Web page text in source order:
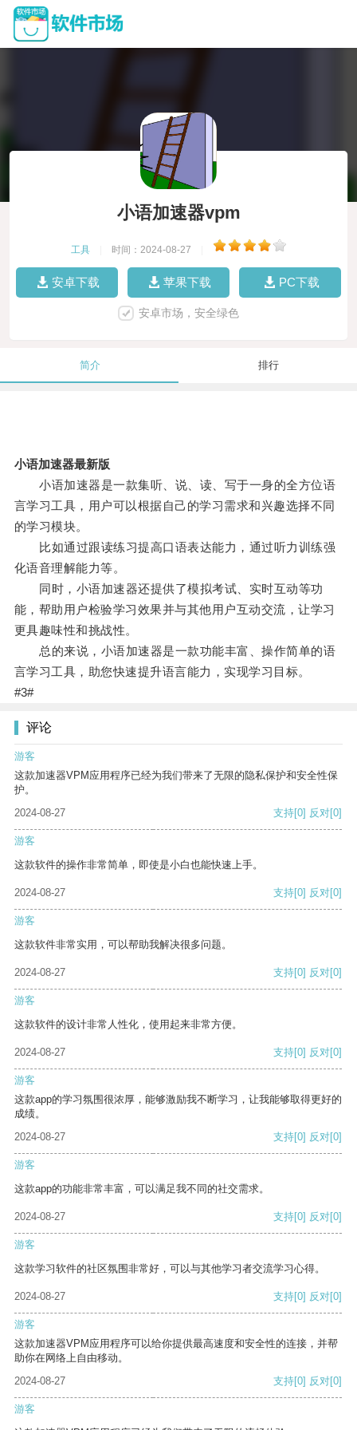
小语加速器vpm
工具 时间：2024-08-27
安卓下载 苹果下载 PC下载
安卓市场，安全绿色
简介 排行
小语加速器最新版
小语加速器是一款集听、说、读、写于一身的全方位语
言学习工具，用户可以根据自己的学习需求和兴趣选择不同
的学习模块。
比如通过跟读练习提高口语表达能力，通过听力训练强
化语音理解能力等。
同时，小语加速器还提供了模拟考试、实时互动等功
能，帮助用户检验学习效果并与其他用户互动交流，让学习
更具趣味性和挑战性。
总的来说，小语加速器是一款功能丰富、操作简单的语
言学习工具，助您快速提升语言能力，实现学习目标。
#3#
评论
游客
这款加速器VPM应用程序已经为我们带来了无限的隐私保护和安全性保
护。
2024-08-27
支持[0] 反对[0]
游客
这款软件的操作非常简单，即使是小白也能快速上手。
2024-08-27 支持[0] 反对[0]
游客
这款软件非常实用，可以帮助我解决很多问题。
2024-08-27 支持[0] 反对[0]
游客
这款软件的设计非常人性化，使用起来非常方便。
2024-08-27 支持[0] 反对[0]
游客
这款app的学习氛围很浓厚，能够激励我不断学习，让我能够取得更好的
成绩。
2024-08-27
支持[0] 反对[0]
游客
这款app的功能非常丰富，可以满足我不同的社交需求。
2024-08-27 支持[0] 反对[0]
游客
这款学习软件的社区氛围非常好，可以与其他学习者交流学习心得。
2024-08-27 支持[0] 反对[0]
游客
这款加速器VPM应用程序可以给你提供最高速度和安全性的连接，并帮
助你在网络上自由移动。
2024-08-27
支持[0] 反对[0]
游客